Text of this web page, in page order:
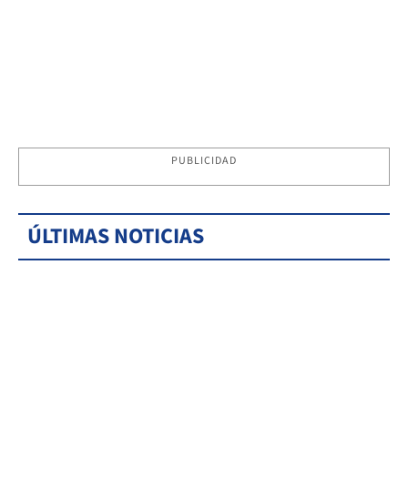
PUBLICIDAD
ÚLTIMAS NOTICIAS